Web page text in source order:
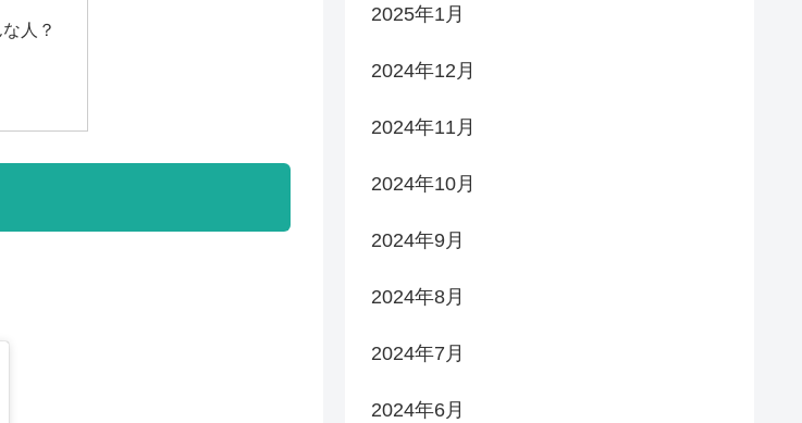
人？
2025年1月
2024年12月
2024年11月
2024年10月
2024年9月
2024年8月
2024年7月
2024年6月